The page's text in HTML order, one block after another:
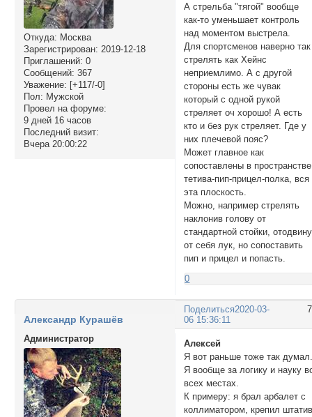
Откуда: Москва
Зарегистрирован: 2019-12-18
Приглашений: 0
Сообщений: 367
Уважение: [+117/-0]
Пол: Мужской
Провел на форуме:
9 дней 16 часов
Последний визит:
Вчера 20:00:22
А стрельба "тягой" вообще
как-то уменьшает контроль
над моментом выстрела.
Для спортсменов наверно так
стрелять как Хейнс
неприемлимо. А с другой
стороны есть же чувак
который с одной рукой
стреляет оч хорошо! А есть
кто и без рук стреляет. Где у
них плечевой пояс?
Может главное как
сопоставлены в пространстве
тетива-пип-прицел-полка, вся
эта плоскость.
Можно, например стрелять
наклонив голову от
стандартной стойки,
от себя лук, но сопоставить
пип и прицел и попасть.
0
Поделиться2020-03-
06 15:36:11
Александр Курашёв
Администратор
Алексей
Я вот раньше тоже так
Я вообще за логику и науку
всех местах.
К примеру: я брал арбалет с
коллиматором, крепил